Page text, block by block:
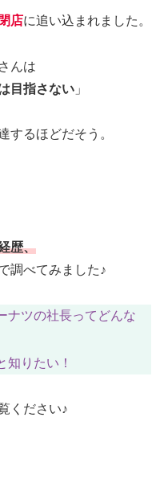
店に追い込まれました。
んは
目指さない 」
するほどだそう。
歴、
調べてみました♪
ナツの社長ってどんな
知りたい！
ください♪